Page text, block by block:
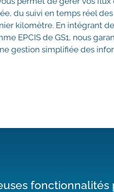
du suivi en temps réel des
kilomètre. En intégrant
EPCIS de GS1, nous
gestion simplifiée des
fonctionnalités